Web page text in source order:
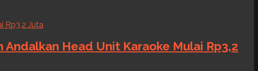
Head Unit Karaoke Mulai Rp3,2